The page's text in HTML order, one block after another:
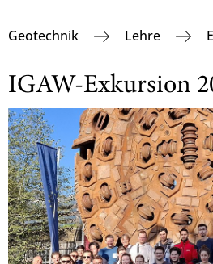
Geotechnik Lehre
IGAW-Exkursion